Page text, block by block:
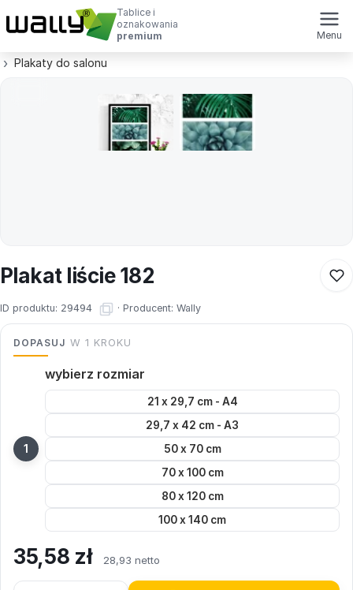
Tablice i
oznakowania
premium
Menu
Plakaty do salonu
Plakat liście 182
ID produktu: 29494 · Producent: Wally
DOPASUJ W 1 KROKU
wybierz rozmiar
21 x 29,7 cm - A4
29,7 x 42 cm - A3
50 x 70 cm
70 x 100 cm
80 x 120 cm
100 x 140 cm
35,58 zł 28,93 netto